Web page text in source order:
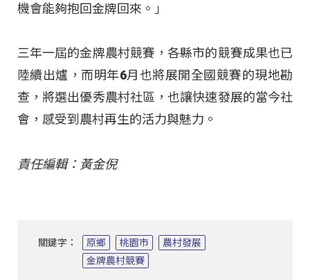
機會能夠抱回金牌回來。」
三年一屆的金牌農村競賽，各縣市的競賽成果也已
陸續出爐，而明年6月也將展開全國競賽的現地勘
查，將選出優秀農村社區，也讓快速發展的當今社
會，感受到農村再生的活力與魅力。
責任編輯：黃金倪
關鍵字： 原鄉 桃園市
農村發展
金牌農村競賽